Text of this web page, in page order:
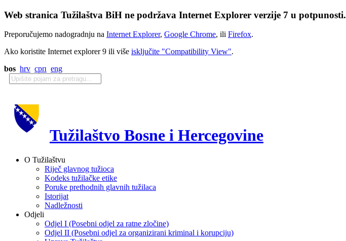
Web stranica Tužilaštva BiH ne podržava Internet Explorer verzije 7 u potpunosti.
Preporučujemo nadogradnju na Internet Explorer, Google Chrome, ili Firefox.
Ako koristite Internet explorer 9 ili više isključite "Compatibility View".
bos hrv срп eng
Tužilaštvo Bosne i Hercegovine
O Tužilaštvu
Riječ glavnog tužioca
Kodeks tužilačke etike
Poruke prethodnih glavnih tužilaca
Istorijat
Nadležnosti
Odjeli
Odjel I (Posebni odjel za ratne zločine)
Odjel II (Posebni odjel za organizirani kriminal i korupciju)